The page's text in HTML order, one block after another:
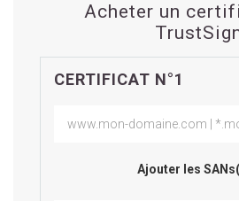
Acheter un
CERTIFICAT N°1
Ajouter les